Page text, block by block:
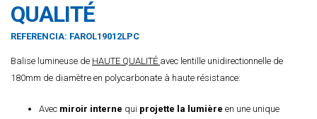
QUALITÉ
REFERENCIA: FAROL19012LPC
Balise lumineuse de HAUTE QUALITÉ avec lentille unidirectionnelle de
180mm de diamètre en polycarbonate à haute résistance:
Avec miroir interne qui projette la lumière en une unique